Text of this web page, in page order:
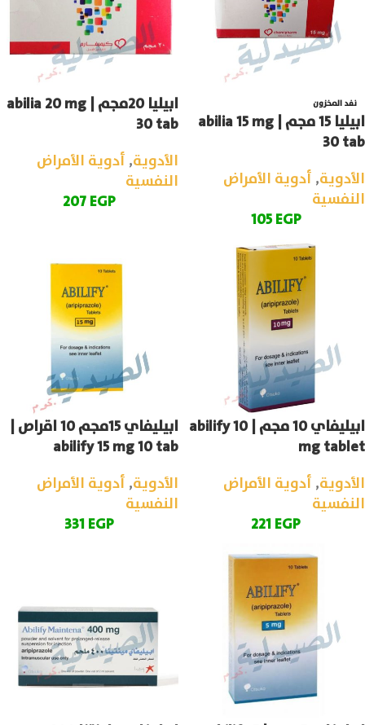
نفد المخزون
ابيليا 15 مجم | abilia 15 mg
30 tab
الأدوية, أدوية الأمراض
النفسية
105EGP
ابيليا 20مجم | abilia 20 mg
30 tab
الأدوية, أدوية الأمراض
النفسية
207EGP
ابيليفاي 10 مجم | abilify 10
mg tablet
الأدوية, أدوية الأمراض
النفسية
221EGP
ابيليفاي 15مجم 10 اقراص |
abilify 15 mg 10 tab
الأدوية, أدوية الأمراض
النفسية
331EGP